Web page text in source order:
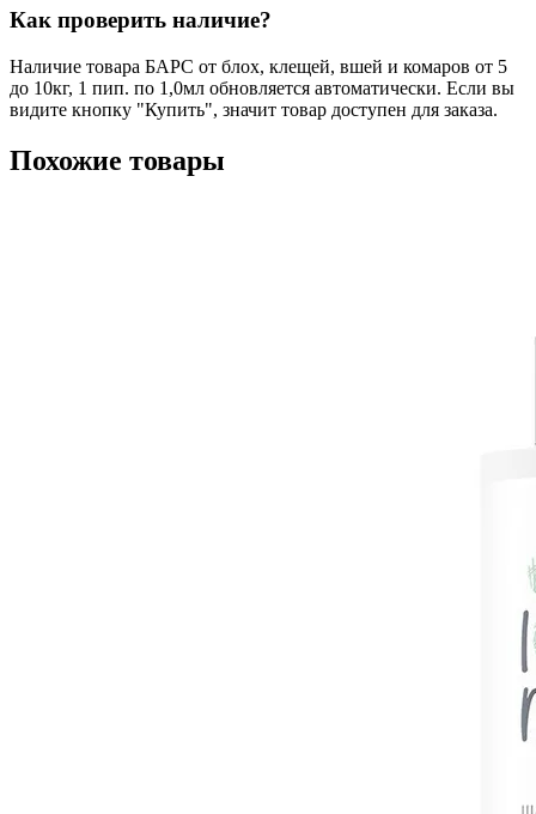
Как проверить наличие?
Наличие товара БАРС от блох, клещей, вшей и комаров от 5
до 10кг, 1 пип. по 1,0мл обновляется автоматически. Если вы
видите кнопку "Купить", значит товар доступен для заказа.
Похожие товары